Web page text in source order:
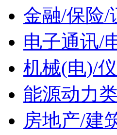
金融/保险/
电子通讯/
机械(电)/
能源动力类
房地产/建